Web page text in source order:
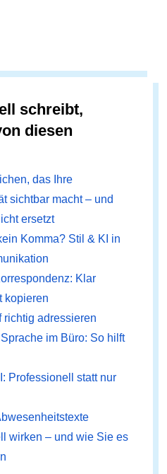
schreibt,
diesen
das Ihre
sichtbar macht – und
ersetzt
Komma? Stil & KI in
Klar
kopieren
richtig adressieren
im Büro: So hilft
Professionell statt nur
wirken – und wie Sie es